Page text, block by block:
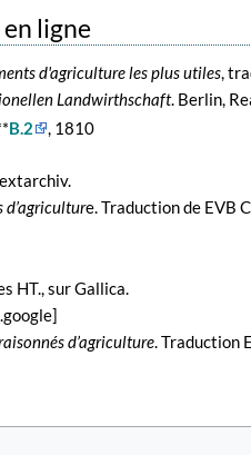
ligne
d'agriculture les plus utiles,
Landwirthschaft. Berlin,
B.2
, 1810
d’agriculture. Traduction de EVB
HT., sur Gallica.
d’agriculture. Traduction